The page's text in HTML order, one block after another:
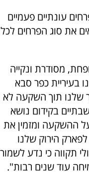
עונתיים פעמיים
את סוג הפרחים לכל
מסודרת ונקייה
בעיריית כפר סבא
שלנו תוך השקעה לא
בקידום נושא
ההשקעה ומזמין את
הירוק שלנו
תקווה כי נדע לשמור
עוד שנים רבות".